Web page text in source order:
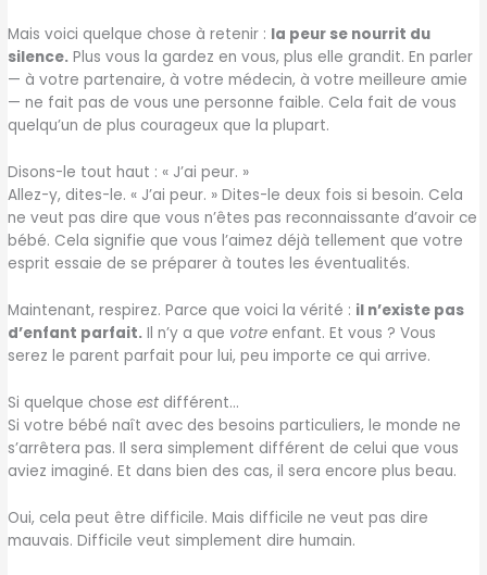
Mais voici quelque chose à retenir : la peur se nourrit du
silence. Plus vous la gardez en vous, plus elle grandit. En parler
— à votre partenaire, à votre médecin, à votre meilleure amie
— ne fait pas de vous une personne faible. Cela fait de vous
quelqu’un de plus courageux que la plupart.
Disons-le tout haut : « J’ai peur. »
Allez-y, dites-le. « J’ai peur. » Dites-le deux fois si besoin. Cela
ne veut pas dire que vous n’êtes pas reconnaissante d’avoir ce
bébé. Cela signifie que vous l’aimez déjà tellement que votre
esprit essaie de se préparer à toutes les éventualités.
Maintenant, respirez. Parce que voici la vérité : il n’existe pas
d’enfant parfait. Il n’y a que votre enfant. Et vous ? Vous
serez le parent parfait pour lui, peu importe ce qui arrive.
Si quelque choseest différent…
Si votre bébé naît avec des besoins particuliers, le monde ne
s’arrêtera pas. Il sera simplement différent de celui que vous
aviez imaginé. Et dans bien des cas, il sera encore plus beau.
Oui, cela peut être difficile. Mais difficile ne veut pas dire
mauvais. Difficile veut simplement dire humain.